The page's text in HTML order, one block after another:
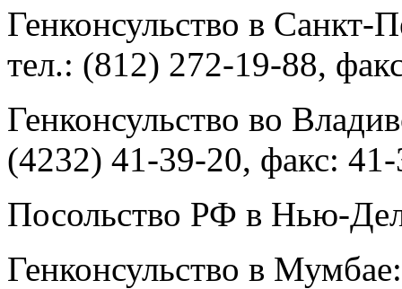
Генконсульство в Санкт-
тел.: (812) 272-19-88,
Генконсульство во
(4232) 41-39-20, факс:
Посольство РФ в Нью-
Генконсульство в